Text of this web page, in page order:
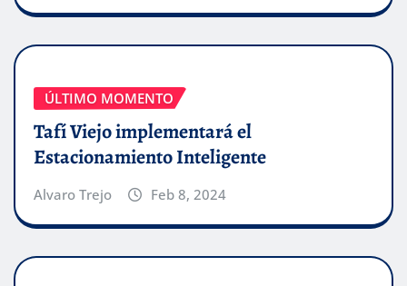
ÚLTIMO MOMENTO
Tafí Viejo implementará el
Estacionamiento Inteligente
Alvaro Trejo Feb 8, 2024